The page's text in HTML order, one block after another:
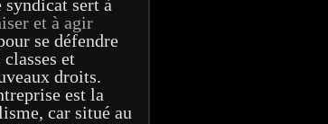
syndicat sert à
et à agir
se défendre
et
droits.
est la
car situé au